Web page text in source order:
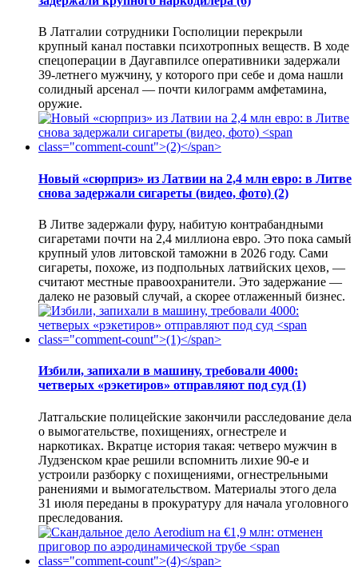
В Латгалии сотрудники Госполиции перекрыли
крупный канал поставки психотропных веществ. В ходе
спецоперации в Даугавпилсе оперативники задержали
39-летнего мужчину, у которого при себе и дома нашли
солидный арсенал — почти килограмм амфетамина,
оружие.
Новый «сюрприз» из Латвии на 2,4 млн евро: в Литве
снова задержали сигареты (видео, фото) (2)
В Литве задержали фуру, набитую контрабандными
сигаретами почти на 2,4 миллиона евро. Это пока самый
крупный улов литовской таможни в 2026 году. Сами
сигареты, похоже, из подпольных латвийских цехов, —
считают местные правоохранители. Это задержание —
далеко не разовый случай, а скорее отлаженный бизнес.
Избили, запихали в машину, требовали 4000:
четверых «рэкетиров» отправляют под суд (1)
Латгальские полицейские закончили расследование дела
о вымогательстве, похищениях, огнестреле и
наркотиках. Вкратце история такая: четверо мужчин в
Лудзенском крае решили вспомнить лихие 90-е и
устроили разборку с похищениями, огнестрельными
ранениями и вымогательством. Материалы этого дела
31 июля переданы в прокуратуру для начала уголовного
преследования.